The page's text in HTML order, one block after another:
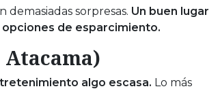
sorpresas. Un buen lugar
de esparcimiento.
Atacama)
algo escasa. Lo más